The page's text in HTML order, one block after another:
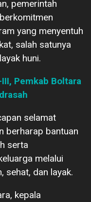
pemerintah
yang menyentuh
salah satunya
huni.
Pemkab Boltara
selamat
berharap bantuan
serta
melalui
sehat, dan layak.
kepala